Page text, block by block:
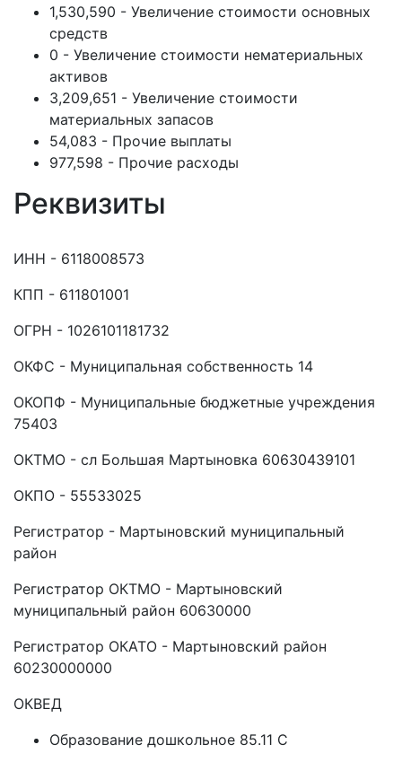
1,530,590 - Увеличение стоимости основных
средств
0 - Увеличение стоимости нематериальных
активов
3,209,651 - Увеличение стоимости
материальных запасов
54,083 - Прочие выплаты
977,598 - Прочие расходы
Реквизиты
ИНН - 6118008573
КПП - 611801001
ОГРН - 1026101181732
ОКФС - Муниципальная собственность 14
ОКОПФ - Муниципальные бюджетные учреждения
75403
ОКТМО - сл Большая Мартыновка 60630439101
ОКПО - 55533025
Регистратор - Мартыновский муниципальный
район
Регистратор ОКТМО - Мартыновский
муниципальный район 60630000
Регистратор ОКАТО - Мартыновский район
60230000000
ОКВЕД
Образование дошкольное 85.11 C